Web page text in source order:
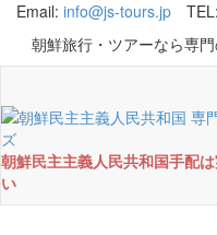
Email: info@js-tours.jp
朝鮮旅行・ツアーなら専
朝鮮民主主義人民共和国手配
い